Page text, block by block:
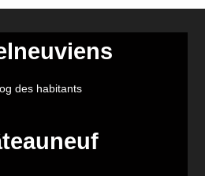
des habitants